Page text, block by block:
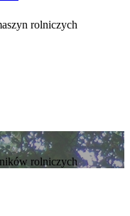
rolniczych
rolniczych